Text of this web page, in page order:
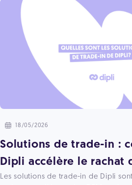
18/05/2026
Solutions de trade-in :
Dipli accélère le rachat
Les solutions de trade-in de Dipli